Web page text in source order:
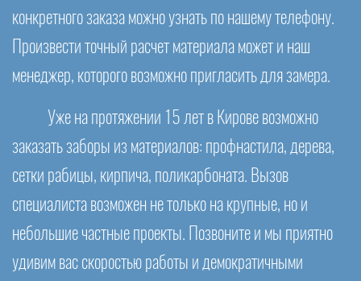
конкретного заказа можно узнать по нашему телефону.
Произвести точный расчет материала может и наш
менеджер, которого возможно пригласить для замера.
Уже на протяжении 15 лет в Кирове возможно
заказать заборы из материалов: профнастила, дерева,
сетки рабицы, кирпича, поликарбоната. Вызов
специалиста возможен не только на крупные, но и
небольшие частные проекты. Позвоните и мы приятно
удивим вас скоростью работы и демократичными